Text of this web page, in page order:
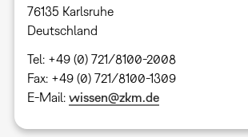
76135 Karlsruhe ​
Deutschland
Tel: +49 (0) 721/8100-2008
Fax: +49 (0) 721/8100-1309
E-Mail: wissen@zkm.de